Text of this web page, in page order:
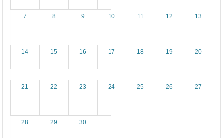
π
ρ
7 8 9 10 11 12 13
14 15 16 17 18 19 20
21 22 23 24 25 26 27
28 29 30